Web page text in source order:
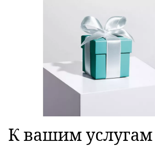
К вашим услугам